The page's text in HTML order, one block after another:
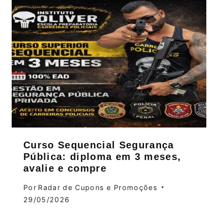
Curso Sequencial Segurança
Pública: diploma em 3 meses,
avalie e compre
Por Radar de Cupons e Promoções
29/05/2026